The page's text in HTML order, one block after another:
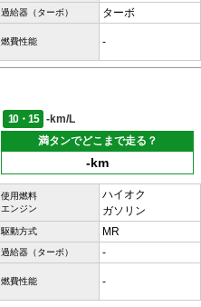
過給器（ターボ） ターボ
燃費性能 -
10・15
-km/L
満タンでどこまで走る？
-km
使用燃料
エンジン
ハイオク
ガソリン
駆動方式 MR
過給器（ターボ） -
燃費性能 -